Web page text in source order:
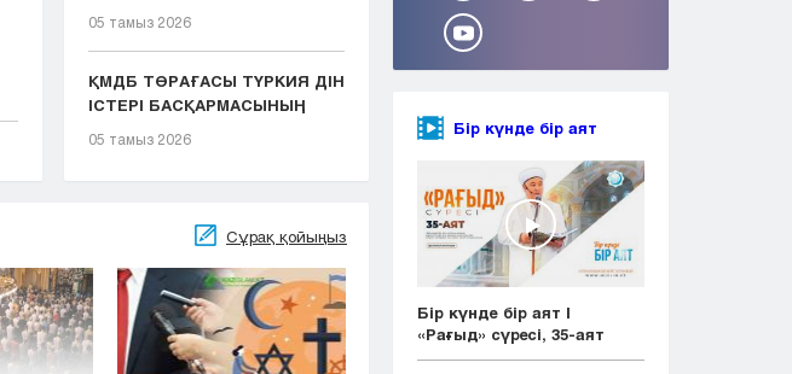
ЖАСАДЫ
05 тамыз 2026
ҚМДБ ТӨРАҒАСЫ ТҮРКИЯ ДІН
ІСТЕРІ БАСҚАРМАСЫНЫҢ
ТӨР...
05 тамыз 2026
Сұрақ қойыңыз
Бір күнде бір аят
Бір күнде бір аят |
«Рағыд» сүресі, 35-аят